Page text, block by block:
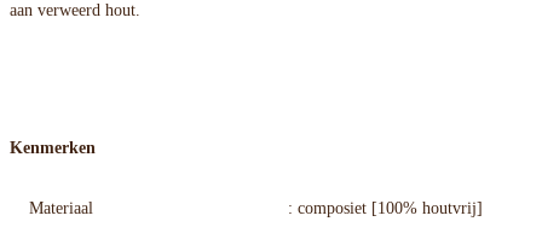
aan verweerd hout.
Kenmerken
Materiaal : composiet [100% houtvrij]